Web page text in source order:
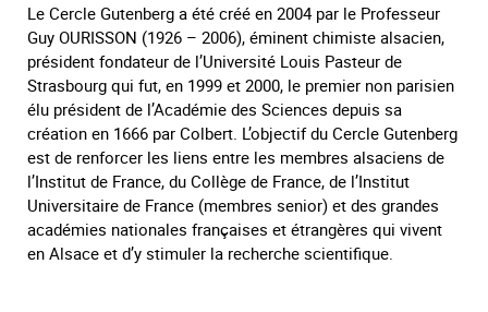
Le Cercle Gutenberg a été créé en 2004 par le Professeur
Guy OURISSON (1926 – 2006), éminent chimiste alsacien,
président fondateur de l’Université Louis Pasteur de
Strasbourg qui fut, en 1999 et 2000, le premier non parisien
élu président de l’Académie des Sciences depuis sa
création en 1666 par Colbert. L’objectif du Cercle Gutenberg
est de renforcer les liens entre les membres alsaciens de
l’Institut de France, du Collège de France, de l’Institut
Universitaire de France (membres senior) et des grandes
académies nationales françaises et étrangères qui vivent
en Alsace et d’y stimuler la recherche scientifique.